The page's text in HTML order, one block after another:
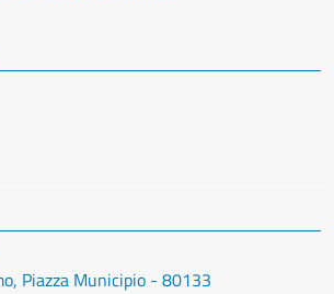
Piazza Municipio - 80133